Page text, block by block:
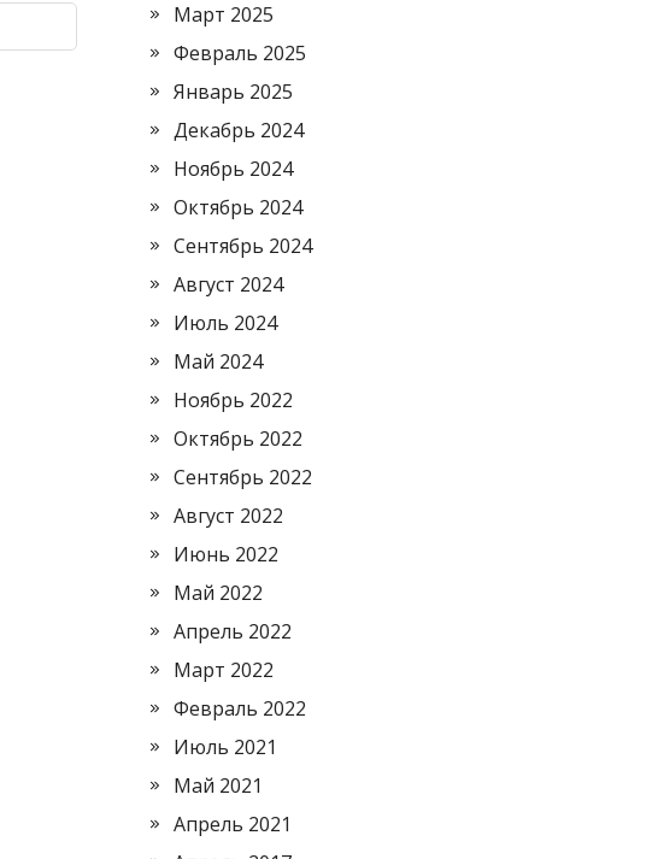
Март 2025
Февраль 2025
Январь 2025
Декабрь 2024
Ноябрь 2024
Октябрь 2024
Сентябрь 2024
Август 2024
Июль 2024
Май 2024
Ноябрь 2022
Октябрь 2022
Сентябрь 2022
Август 2022
Июнь 2022
Май 2022
Апрель 2022
Март 2022
Февраль 2022
Июль 2021
Май 2021
Апрель 2021